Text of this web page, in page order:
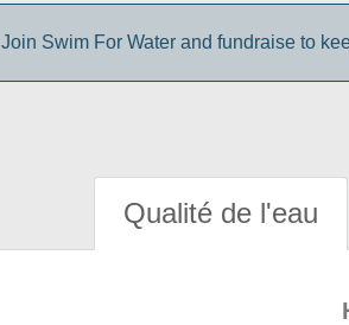
Join Swim For Water and fundraise to
Qualité de l'eau